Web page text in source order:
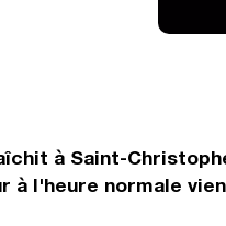
à Saint-
à l'heure normale